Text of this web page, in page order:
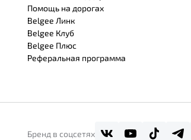
Помощь на дорогах
Belgee Линк
Belgee Клуб
Belgee Плюс
Реферальная программа
Бренд в соцсетях